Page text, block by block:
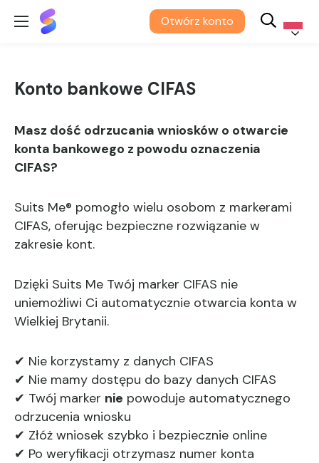
Suits
Me® Otwórz konto
Konto bankowe CIFAS
Masz dość odrzucania wniosków o otwarcie
konta bankowego z powodu oznaczenia
CIFAS?
Suits Me® pomogło wielu osobom z markerami
CIFAS, oferując bezpieczne rozwiązanie w
zakresie kont.
Dzięki Suits Me Twój marker CIFAS nie
uniemożliwi Ci automatycznie otwarcia konta w
Wielkiej Brytanii.
✔ Nie korzystamy z danych CIFAS
✔ Nie mamy dostępu do bazy danych CIFAS
✔ Twój marker nie powoduje automatycznego
odrzucenia wniosku
✔ Złóż wniosek szybko i bezpiecznie online
✔ Po weryfikacji otrzymasz numer konta